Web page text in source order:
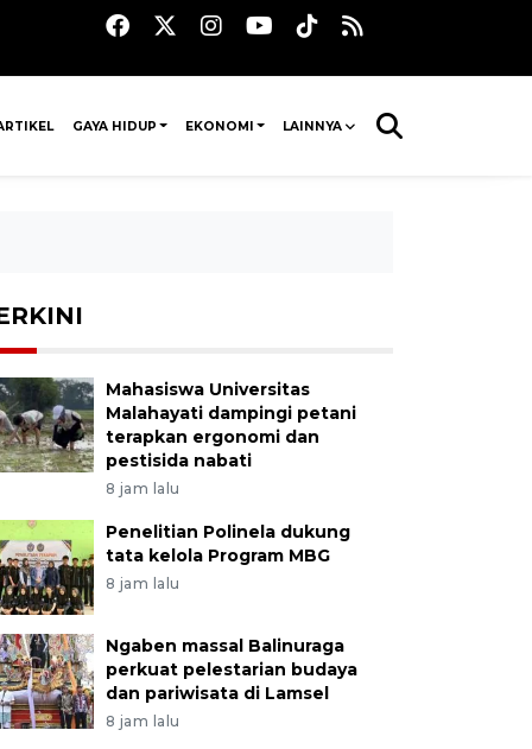
GAYA HIDUP EKONOMI LAINNYA
Mahasiswa Universitas
Malahayati dampingi petani
terapkan ergonomi dan
pestisida nabati
8 jam lalu
Penelitian Polinela dukung
tata kelola Program MBG
8 jam lalu
Ngaben massal Balinuraga
perkuat pelestarian budaya
dan pariwisata di Lamsel
8 jam lalu